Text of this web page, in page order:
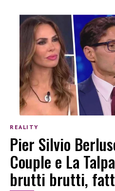
REALITY
Pier Silvio
Couple e La
brutti brutti,